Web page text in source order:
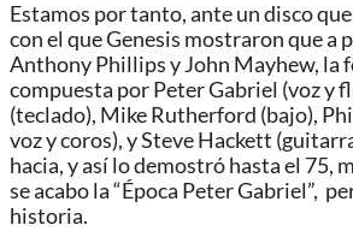
Estamos por tanto, ante un disco
con el que Genesis mostraron que a
Anthony Phillips y John Mayhew, la
compuesta por Peter Gabriel (voz y
(teclado), Mike Rutherford (bajo),
voz y coros), y Steve Hackett
hacia, y así lo demostró hasta el 75,
se acabo la “Época Peter Gabriel”,
historia.